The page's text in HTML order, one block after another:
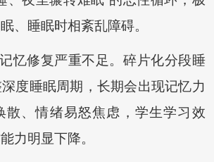
、睡眠时相紊乱障碍。
忆修复严重不足。碎片化分段睡
度睡眠周期，长期会出现记忆力
散、情绪易怒焦虑，学生学习效
力明显下降。